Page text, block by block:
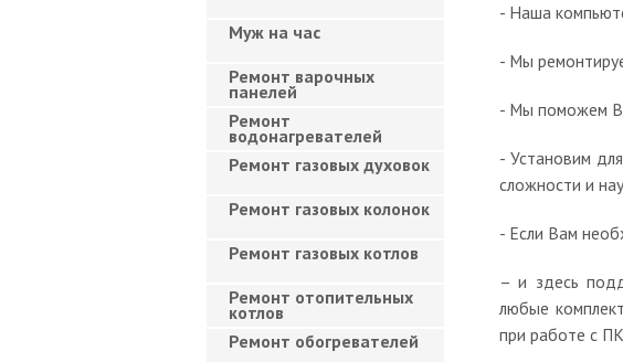
- Наша
- Мы
- Мы поможем
- Установим
сложности и
- Если Вам
– и здесь
любые
при работе с
Муж на час
Ремонт варочных
панелей
Ремонт
водонагревателей
Ремонт газовых духовок
Ремонт газовых колонок
Ремонт газовых котлов
Ремонт отопительных
котлов
Ремонт обогревателей